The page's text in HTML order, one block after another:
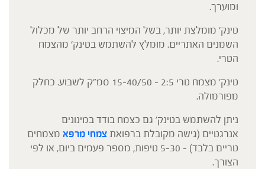
ומוערך.
טינק' מומלצת יותר, בשל המיצוי הרחב יותר של מכלול
השמנים האתריים. מומלץ להשתמש בטינק' מהצמח
הטרי.
טינק' מצמח טרי 2:5 – 15-40/50 סמ"ק לשבוע. כחלק
מפורמולה.
ניתן להשתמש בטינק' גם כצמח בודד במינונים
אנרגטיים (גישה מקובלת ברפואתצמחי מרפא מצמחים
טריים בלבד) – 5-30 טיפות, מספר פעמים ביום, או לפי
הצורך.